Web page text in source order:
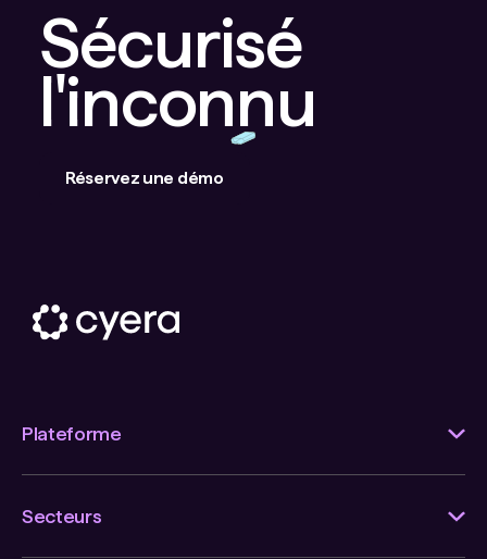
Sécurisé
l'inconnu
Réservez une démo
Plateforme
Secteurs